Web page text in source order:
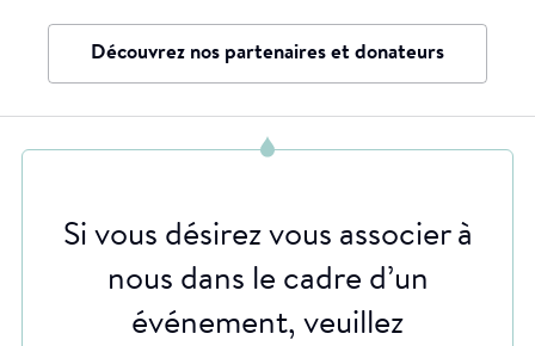
Découvrez nos partenaires et donateurs
Si vous désirez vous associer à
nous dans le cadre d’un
événement, veuillez